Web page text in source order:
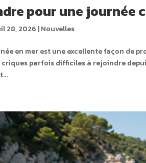
pour une journée
28, 2026 |Nouvelles
en mer est une excellente façon de
criques parfois difficiles à rejoindre